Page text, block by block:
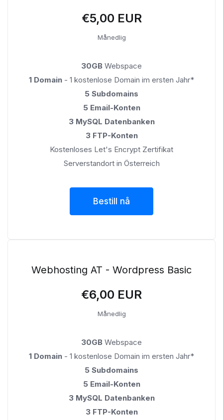
€5,00 EUR
Månedlig
30GB Webspace
1 Domain - 1 kostenlose Domain im ersten Jahr*
5 Subdomains
5 Email-Konten
3 MySQL Datenbanken
3 FTP-Konten
Kostenloses Let's Encrypt Zertifikat
Serverstandort in Österreich
Bestill nå
Webhosting AT - Wordpress Basic
€6,00 EUR
Månedlig
30GB Webspace
1 Domain - 1 kostenlose Domain im ersten Jahr*
5 Subdomains
5 Email-Konten
3 MySQL Datenbanken
3 FTP-Konten